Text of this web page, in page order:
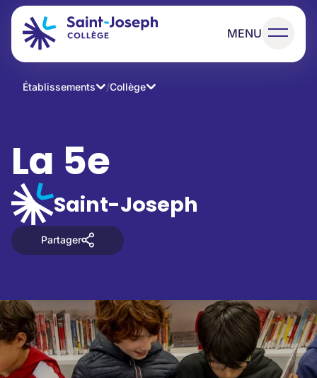
MENU
Établissements /Collège
La 5e
Saint-Joseph
Partager
Partager